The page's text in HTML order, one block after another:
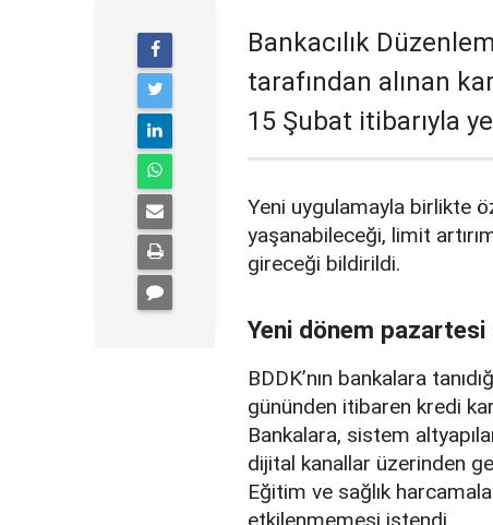
Bankacılık
tarafından alınan
15 Şubat itibarıyla
Yeni uygulamayla birlikte
yaşanabileceği, limit
gireceği bildirildi.
Yeni dönem pazartesi
BDDK’nın bankalara
gününden itibaren kredi
Bankalara, sistem
dijital kanallar üzerinden
Eğitim ve sağlık